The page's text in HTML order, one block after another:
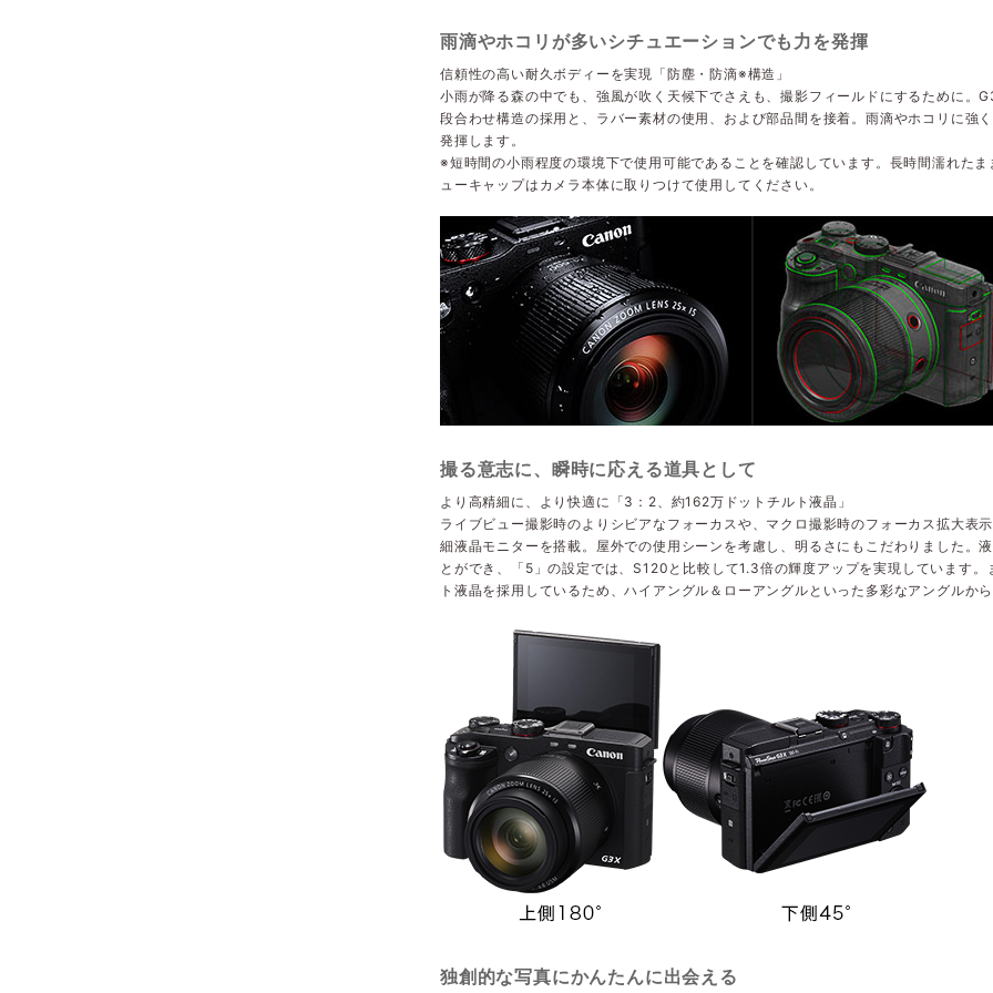
雨滴やホコリが多いシチュエーションでも力を発揮
信頼性の高い耐久ボディーを実現「防塵・防滴※構造」
小雨が降る森の中でも、強風が吹く天候下でさえも、撮影フィールドにするために。
段合わせ構造の採用と、ラバー素材の使用、および部品間を接着。雨滴やホコリに強
発揮します。
※短時間の小雨程度の環境下で使用可能であることを確認しています。長時間濡れた
ューキャップはカメラ本体に取りつけて使用してください。
撮る意志に、瞬時に応える道具として
より高精細に、より快適に「3：2、約162万ドットチルト液晶」
ライブビュー撮影時のよりシビアなフォーカスや、マクロ撮影時のフォーカス拡大表
細液晶モニターを搭載。屋外での使用シーンを考慮し、明るさにもこだわりました。
とができ、「5」の設定では、S120と比較して1.3倍の輝度アップを実現しています
ト液晶を採用しているため、ハイアングル＆ローアングルといった多彩なアングルか
独創的な写真にかんたんに出会える